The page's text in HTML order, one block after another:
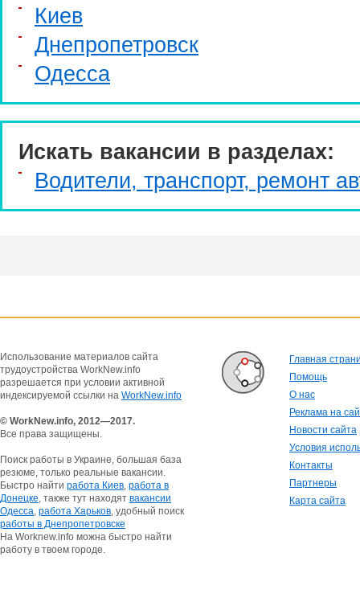
Киев
Днепропетровск
Одесса
Искать вакансии в разделах:
Водители, транспорт, ремонт
Использование материалов сайта
трудоустройства WorkNew.info
разрешается при условии активной
индексируемой ссылки на WorkNew.info
© WorkNew.info, 2012—2017.
Все права защищены.
Поиск работы в Украине, большая база
резюме, только реальные вакансии.
Быстро найти работа Киев, работа в
Донецке, также тут находят вакансии
Одесса, работа Харьков, удобный поиск
работы в Днепропетровске
На Worknew.info можна быстро найти
работу в твоем городе.
Главная
Помощь
О нас
Реклама на
Новости сайта
Условия
Контакты
Партнеры
Карта сайта